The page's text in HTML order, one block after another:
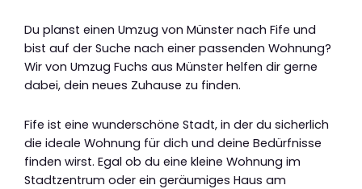
Du planst einen Umzug von Münster nach Fife und
bist auf der Suche nach einer passenden Wohnung?
Wir von Umzug Fuchs aus Münster helfen dir gerne
dabei, dein neues Zuhause zu finden.
Fife ist eine wunderschöne Stadt, in der du sicherlich
die ideale Wohnung für dich und deine Bedürfnisse
finden wirst. Egal ob du eine kleine Wohnung im
Stadtzentrum oder ein geräumiges Haus am